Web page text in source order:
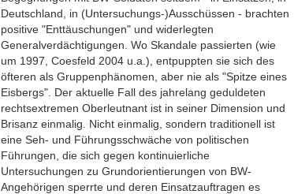
Deutschland, in (Untersuchungs-)Ausschüssen - brachten
positive "Enttäuschungen" und widerlegten
Generalverdächtigungen. Wo Skandale passierten (wie
um 1997, Coesfeld 2004 u.a.), entpuppten sie sich des
öfteren als Gruppenphänomen, aber nie als "Spitze eines
Eisbergs". Der aktuelle Fall des jahrelang geduldeten
rechtsextremen Oberleutnant ist in seiner Dimension und
Brisanz einmalig. Nicht einmalig, sondern traditionell ist
eine Seh- und Führungsschwäche von politischen
Führungen, die sich gegen kontinuierliche
Untersuchungen zu Grundorientierungen von BW-
Angehörigen sperrte und deren Einsatzauftragen es